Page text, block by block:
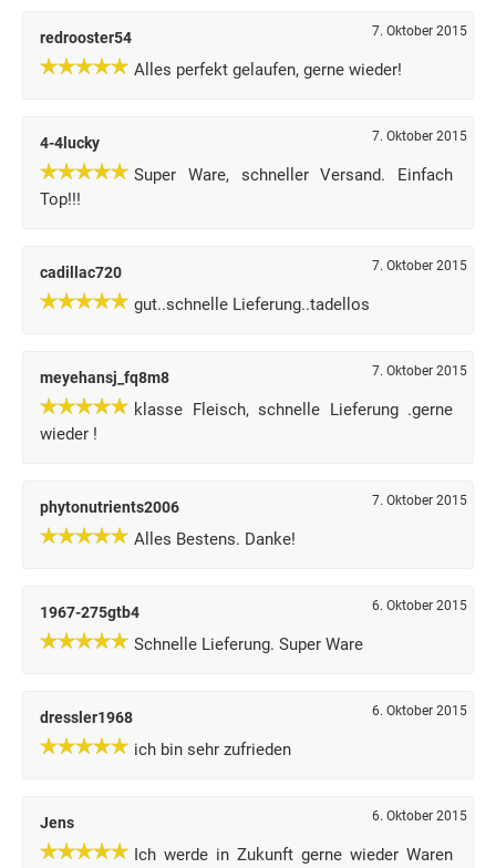
redrooster54 7. Oktober 2015
Alles perfekt gelaufen, gerne wieder!
4-4lucky 7. Oktober 2015
Super Ware, schneller Versand. Einfach
Top!!!
cadillac720 7. Oktober 2015
gut..schnelle Lieferung..tadellos
meyehansj_fq8m8 7. Oktober 2015
klasse Fleisch, schnelle Lieferung .gerne
wieder !
phytonutrients2006 7. Oktober 2015
Alles Bestens. Danke!
1967-275gtb4 6. Oktober 2015
Schnelle Lieferung. Super Ware
dressler1968 6. Oktober 2015
ich bin sehr zufrieden
Jens 6. Oktober 2015
Ich werde in Zukunft gerne wieder Waren